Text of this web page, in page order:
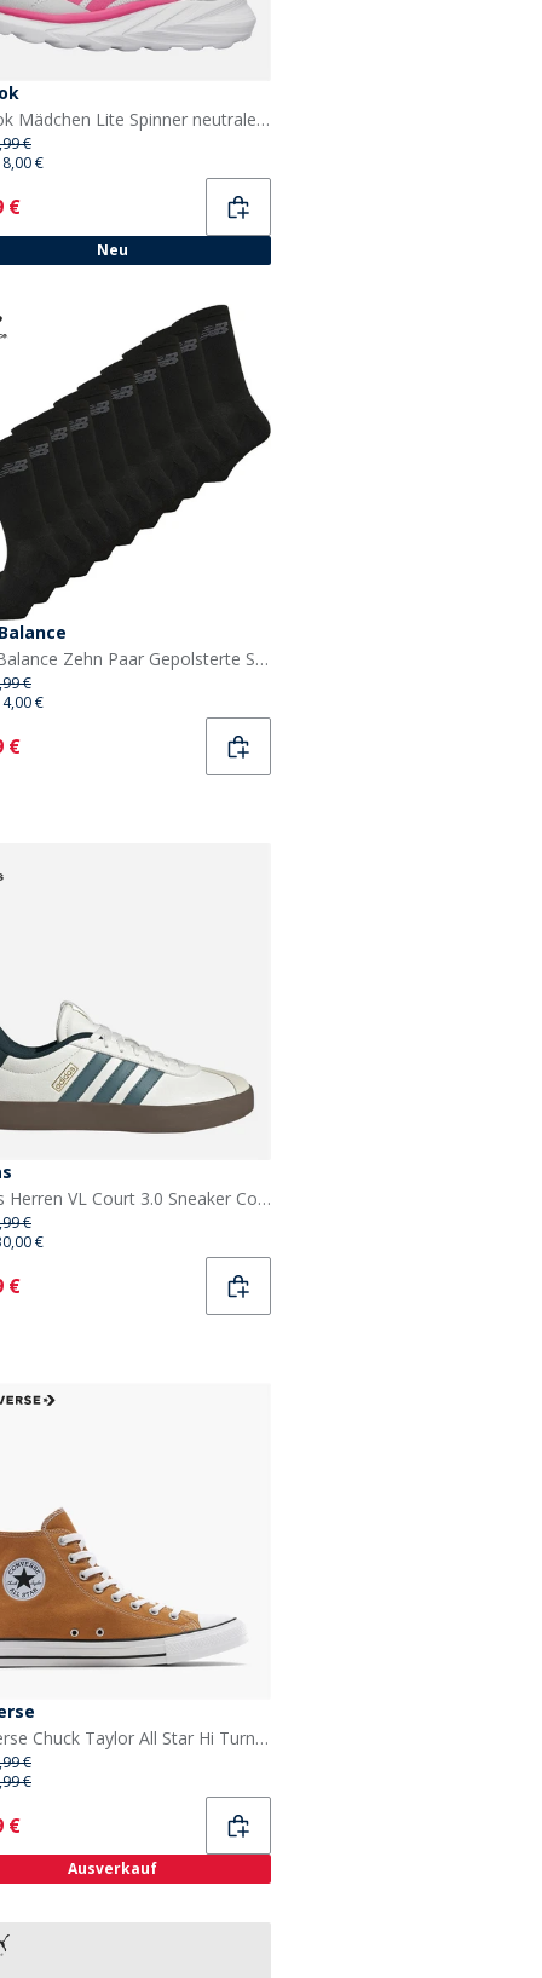
Reebok Mädchen Lite Spinner neutrale Laufschuhe Mist Grey/True Pink/Aqua
€
€
€
Neu
New Balance Zehn Paar Gepolsterte Socken Crew Schwarz
€
€
€
adidas Herren VL Court 3.0 Sneaker Core White/Preloved Teal/Aurora Ivy
€
€
€
Converse Chuck Taylor All Star Hi Turnschuhe Incensed
€
€
€
Ausverkauf